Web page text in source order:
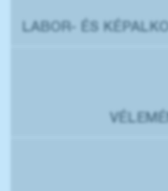
LABOR- ÉS